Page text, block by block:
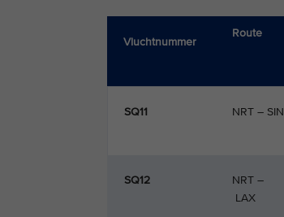
Vluchtnummer
Route
SQ11 NRT – SIN
SQ12
NRT –
LAX